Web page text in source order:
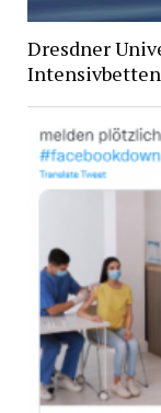
Dresdner